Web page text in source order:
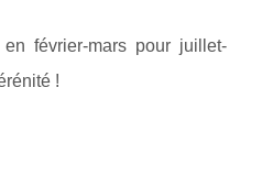
en février-mars pour juillet-
!